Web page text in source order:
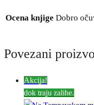
Ocena knjige Dobro
Povezani
Akcija!
dok traju zalihe.